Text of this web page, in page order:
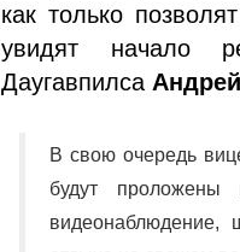
как только
увидят начало
Даугавпилса
В свою очередь
будут проложены
видеонаблюдение,